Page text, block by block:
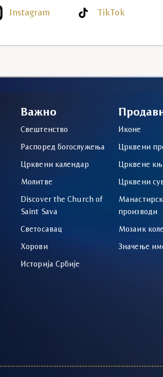
Instagram TikTok
Важно
Свештенство
Распоред богослужења
Црквени календар
Молитве
Discover the Church of
Saint Sava
Светосавац
Хорови
Историја Србије
Иконе
Црквени
Црквене
Црквени
производи
Мозаик
Значење